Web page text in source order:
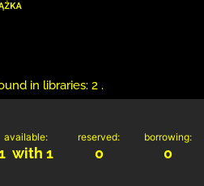
in libraries: 2 .
available:
with 1
reserved:
0
borrowing:
0